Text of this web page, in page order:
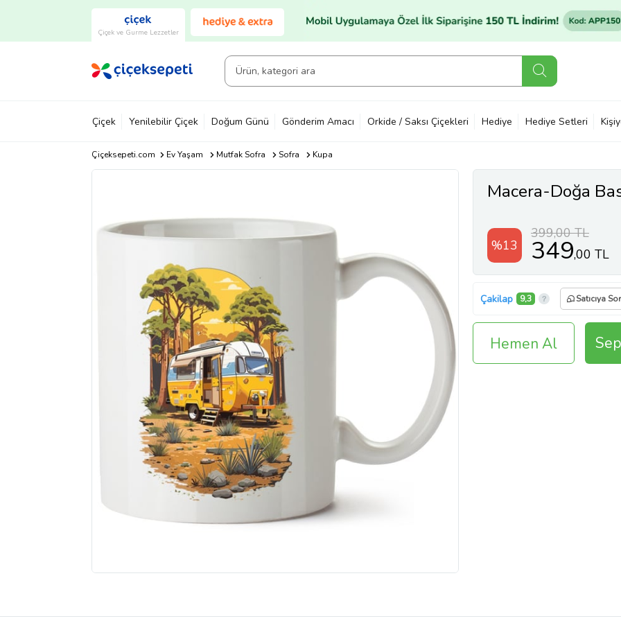
Çiçek ve Gurme Lezzetler
Çiçek Yenilebilir Çiçek Doğum Günü Gönderim Amacı Orkide / Saksı Çiçekleri Hediye Hediye Setleri
Çiçeksepeti.com Ev Yaşam Mutfak Sofra Sofra Kupa
Macera-Doğa
%13
399,00 TL
349,00 TL
Çakilap 9,3 Satıcıya Sor
Hemen Al